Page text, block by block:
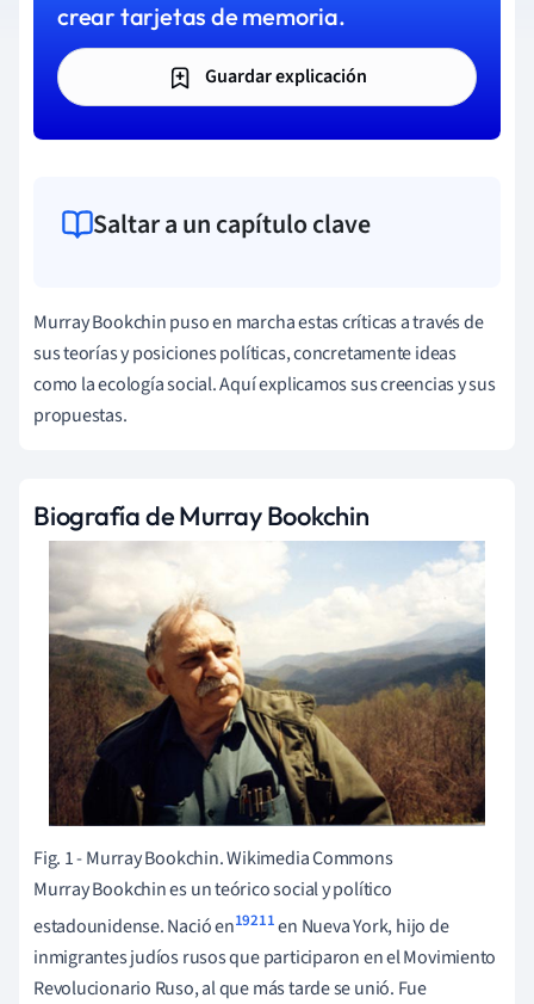
crear tarjetas de memoria.
Guardar explicación
Saltar a un capítulo clave
Murray Bookchin puso en marcha estas críticas a través de
sus teorías y posiciones políticas, concretamente ideas
como la ecología social. Aquí explicamos sus creencias y sus
propuestas.
Biografía de Murray Bookchin
Fig. 1 - Murray Bookchin. Wikimedia Commons
Murray Bookchin es un teórico social y político
estadounidense. Nació en19211en Nueva York, hijo de
inmigrantes judíos rusos que participaron en el Movimiento
Revolucionario Ruso, al que más tarde se unió. Fue